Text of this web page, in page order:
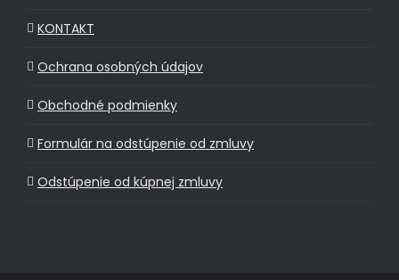
KONTAKT
Ochrana osobných údajov
Obchodné podmienky
Formulár na odstúpenie od zmluvy
Odstúpenie od kúpnej zmluvy